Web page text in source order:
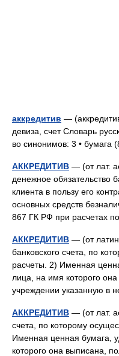
аккредитив —
девиза, счет Словарь
во синонимов: 3 • бумага
АККРЕДИТИВ — (от лат.
денежное обязательство
клиента в пользу его
основных средств
867 ГК РФ при расчетах
АККРЕДИТИВ — (от
банковского счета, по
расчеты. 2) Именная
лица, на имя которого
учреждении указанную в
АККРЕДИТИВ — (от лат.
счета, по которому
Именная ценная бумага,
которого она выписана,